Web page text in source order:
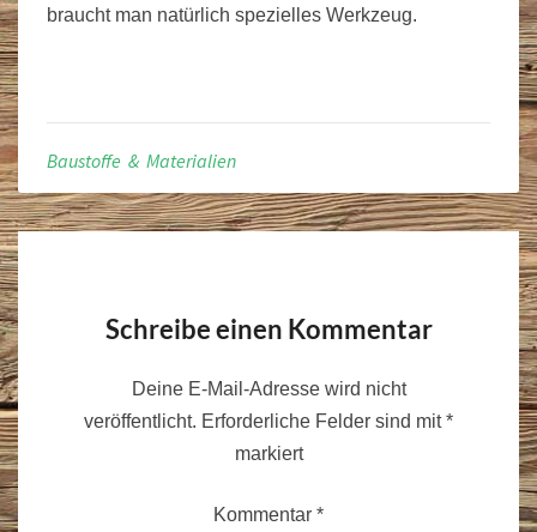
braucht man natürlich spezielles Werkzeug.
Baustoffe & Materialien
Schreibe einen Kommentar
Deine E-Mail-Adresse wird nicht
veröffentlicht. Erforderliche Felder sind mit*
markiert
Kommentar *